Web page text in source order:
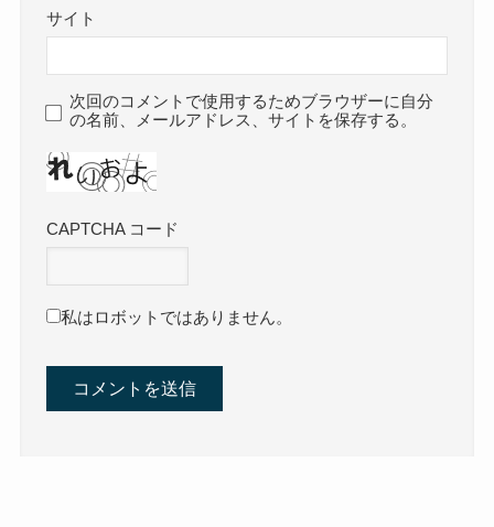
サイト
次回のコメントで使用するためブラウザーに自分
の名前、メールアドレス、サイトを保存する。
CAPTCHA コード
私はロボットではありません。